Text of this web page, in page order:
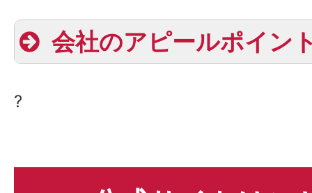
会社のアピールポイン
?